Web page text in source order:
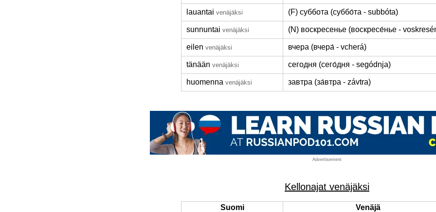
lauantai venäjäksi (F) суббота (суббо́та - subbóta)
sunnuntai venäjäksi (N) воскресенье (воскресе́нье -
eilen venäjäksi вчера (вчера́ - vcherá)
tänään venäjäksi сегодня (сего́дня - segódnja)
huomenna venäjäksi завтра (за́втра - závtra)
Advertisement
Kellonajat venäjäksi
Suomi
Venäjä